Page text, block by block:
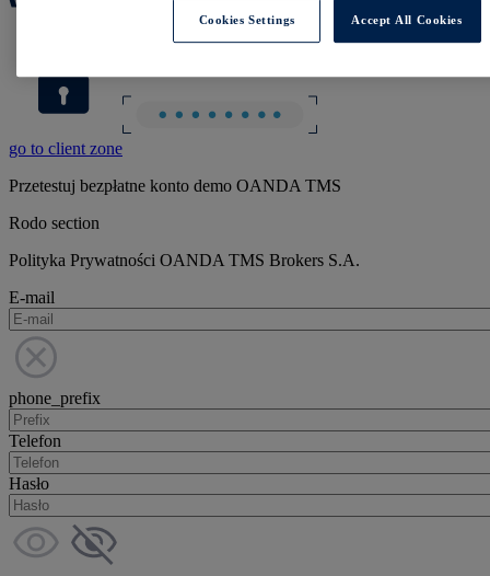
go to client zone
Przetestuj bezpłatne konto demo OANDA TMS
Rodo section
Polityka Prywatności OANDA TMS Brokers S.A.
E-mail
phone_prefix
Telefon
Hasło
Cookies Settings Accept All Cookies